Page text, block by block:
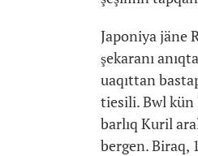
Japoniya jäne
şekaranı
uaqıttan
tiesili. Bwl kün
barlıq Kuril
bergen. Biraq,